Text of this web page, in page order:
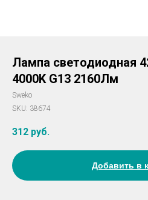
Лампа светодиодная
4000K G13 2160Лм
Sweko
SKU: 38674
312 руб.
Добавить в